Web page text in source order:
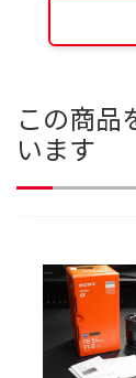
この商品
います